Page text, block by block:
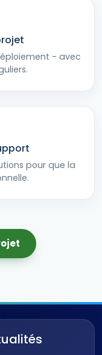
- avec
pour que la